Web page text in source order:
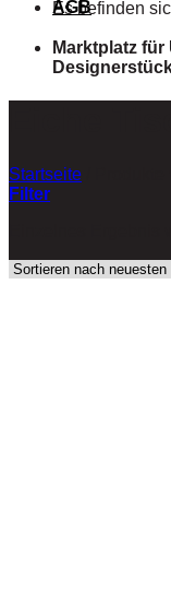
Es befinden
AGB
Marktplatz für
Startseite
Filter